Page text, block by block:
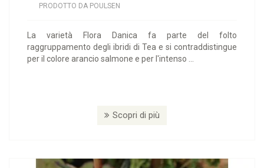
PRODOTTO DA POULSEN
La varietà Flora Danica fa parte del folto
raggruppamento degli ibridi di Tea e si contraddistingue
per il colore arancio salmone e per l'intenso ...
Scopri di più